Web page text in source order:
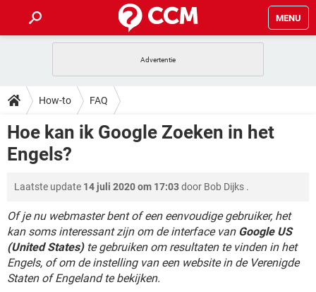
MENU
INSTAGRAM
NETFLIX CORONAVIRUS
GRATIS
HOW-TO
VIDEOBELLEN
INSTAGRAM WINDOWS 10
NETFLIX
GRATIS SNAPCHAT
TIKTOK
DOWNLOADS
VIDEOBELLEN
GRATIS SNAPCHAT
TIKTOK
FORUM
VIDEOBELLEN GAMES
INSTAGRAM WINDOWS 10
NETFLIX CORONAVIRUS
GRATIS SNAPCHAT
TIKTOK
VIDEOBELLEN GAMES
INSTAGRAM WINDOWS 10
NETFLIX
How-to FAQ
Hoe kan ik Google Zoeken in het
Engels?
Laatste update 14 juli 2020 om 17:03door Bob Dijks .
Of je nu webmaster bent of een eenvoudige gebruiker, het
kan soms interessant zijn om de interface van Google US
(United States)te gebruiken om resultaten te vinden in het
Engels, of om de instelling van een website in de Verenigde
Staten of Engeland te bekijken.